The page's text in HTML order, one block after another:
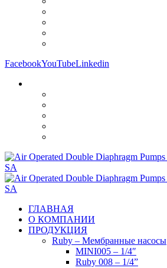
FacebookYouTubeLinkedin
ГЛАВНАЯ
О КОМПАНИИ
ПРОДУКЦИЯ
Ruby – Мембранные насосы
MINI005 – 1/4″
Ruby 008 – 1/4”